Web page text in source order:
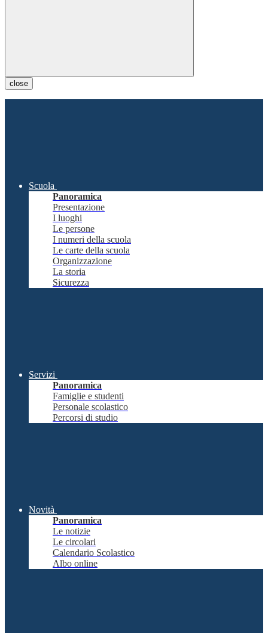
close
Scuola
Panoramica
Presentazione
I luoghi
Le persone
I numeri della scuola
Le carte della scuola
Organizzazione
La storia
Sicurezza
Servizi
Panoramica
Famiglie e studenti
Personale scolastico
Percorsi di studio
Novità
Panoramica
Le notizie
Le circolari
Calendario Scolastico
Albo online